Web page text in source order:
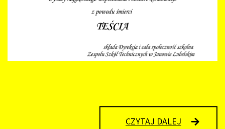
CZYTAJ DALEJ